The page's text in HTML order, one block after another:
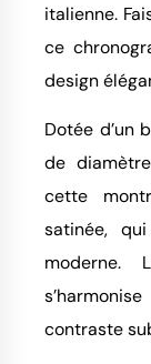
italienne.
ce
design
Dotée d’un
de
cette
satinée,
moderne.
contraste